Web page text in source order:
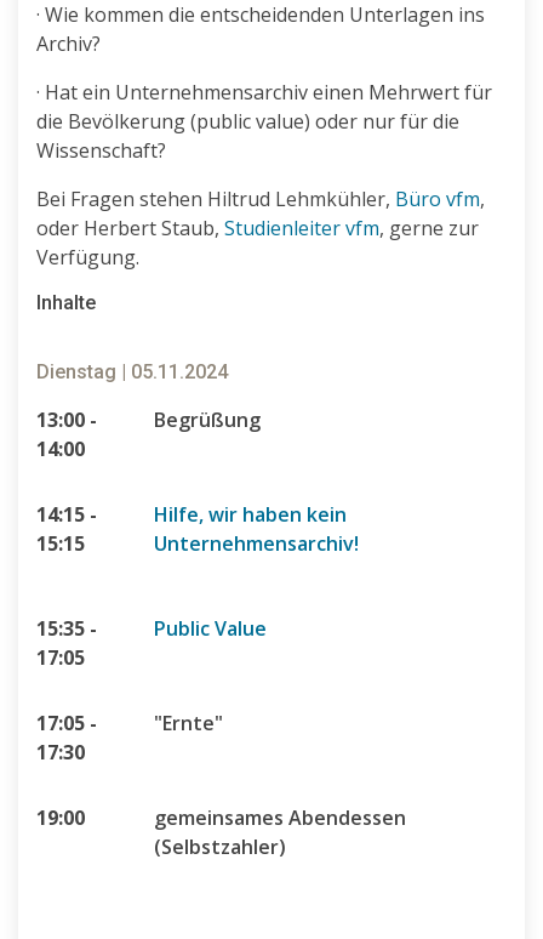
· Wie kommen die entscheidenden Unterlagen ins
Archiv?
· Hat ein Unternehmensarchiv einen Mehrwert für
die Bevölkerung (public value) oder nur für die
Wissenschaft?
Bei Fragen stehen Hiltrud Lehmkühler, Büro vfm,
oder Herbert Staub, Studienleiter vfm, gerne zur
Verfügung.
Inhalte
Dienstag | 05.11.2024
13:00 -
14:00
Begrüßung
14:15 -
15:15
Hilfe, wir haben kein
Unternehmensarchiv!
15:35 -
17:05
Public Value
17:05 -
17:30
"Ernte"
19:00
gemeinsames Abendessen
(Selbstzahler)